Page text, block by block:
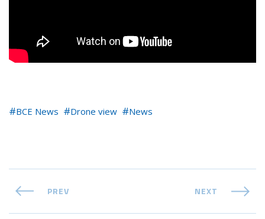
BCE News Drone view News
PREV NEXT